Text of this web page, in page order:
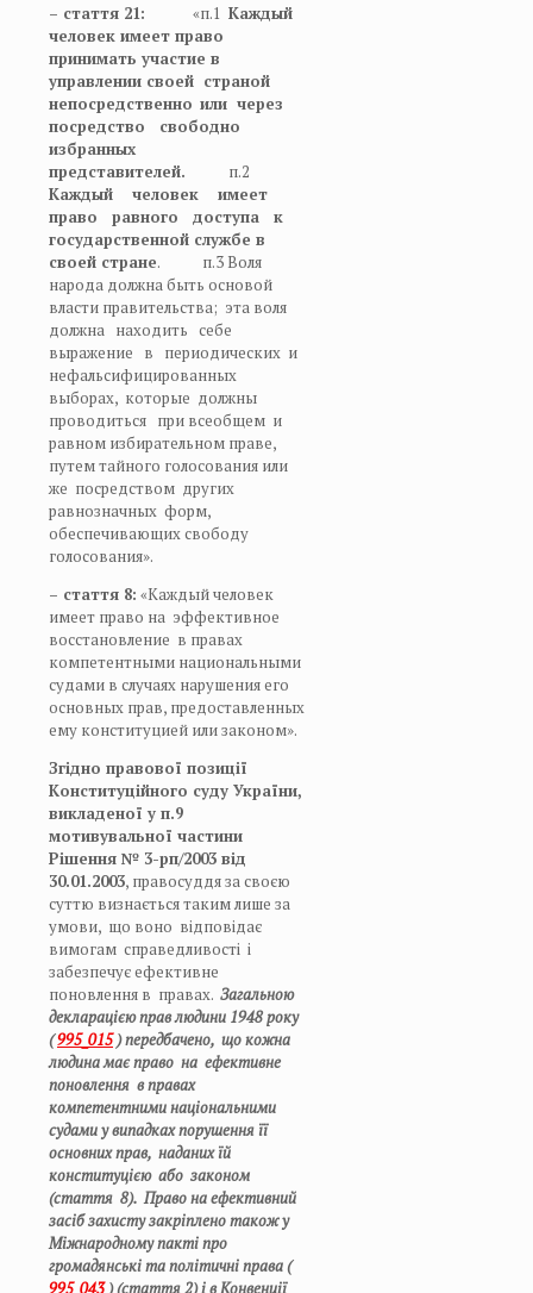
– стаття 21:
«п.1 Каждый
человек имеет право
принимать участие в
управлении своей страной
непосредственно или через
посредство свободно
избранных
представителей. п.2
Каждый человек имеет
право равного доступа к
государственной службе в
своей стране. п.3 Воля
народа должна быть основой
власти правительства; эта воля
должна находить себе
выражение в периодических и
нефальсифицированных
выборах, которые должны
проводиться при всеобщем и
равном избирательном праве,
путем тайного голосования или
же посредством других
равнозначных форм,
обеспечивающих свободу
голосования».
– стаття 8: «Каждый человек
имеет право на эффективное
восстановление в правах
компетентными национальными
судами в случаях нарушения его
основных прав, предоставленных
ему конституцией или законом».
Згідно правової позиції
Конституційного суду України,
викладеної у п.9
мотивувальної частини
Рішення № 3-рп/2003 від
30.01.2003, правосуддя за своєю
суттю визнається таким лише за
умови, що воно відповідає
вимогам справедливості і
забезпечує ефективне
поновлення в правах. Загальною
декларацією прав людини 1948 року
(995_015) передбачено, що кожна
людина має право на ефективне
поновлення в правах
компетентними національними
судами у випадках порушення її
основних прав, наданих їй
конституцією або законом
(стаття 8). Право на ефективний
засіб захисту закріплено також у
Міжнародному пакті про
громадянські та політичні права (
995_043) (стаття 2) і в Конвенції